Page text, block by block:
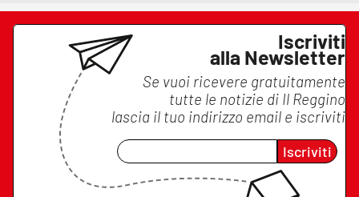
Iscriviti
alla Newsletter
Se vuoi ricevere gratuitamente
tutte le notizie di Il Reggino
lascia il tuo indirizzo email e iscriviti
Iscriviti